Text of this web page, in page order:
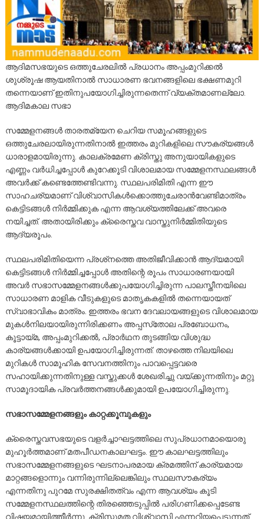
ആദിമസഭയുടെ ഒത്തുചേരലില്‍ പ്രധാനം അപ്പംമുറിക്കല്‍
ശുശ്രൂഷ ആയതിനാല്‍ സാധാരണ ഭവനങ്ങളിലെ ഭക്ഷണമുറി
തന്നെയാണ് ഇതിനുപയോഗിച്ചിരുന്നതെന്ന് വ്യക്തമാണല്ലോ.
ആദിമകാല സഭാ
സമ്മേളനങ്ങള്‍ താരതമ്യേന ചെറിയ സമൂഹങ്ങളുടെ
ഒത്തുചേരലായിരുന്നതിനാല്‍ ഇത്തരം മുറികളിലെ സൗകര്യങ്ങള്‍
ധാരാളമായിരുന്നു. കാലക്രമേണ ക്രിസ്തു അനുയായികളുടെ
എണ്ണം വര്‍ധിച്ചപ്പോള്‍ കുറേക്കൂടി വിശാലമായ സമ്മേളനസ്ഥലങ്ങള്‍
അവര്‍ക്ക് കണ്ടെത്തേണ്ടിവന്നു. സ്ഥലപരിമിതി എന്ന ഈ
സാഹചര്യമാണ് വിശ്വാസികള്‍ക്കൊത്തുചേരാന്‍വേണ്ടിമാത്രം
കെട്ടിടങ്ങള്‍ നിര്‍മ്മിക്കുക എന്ന ആവശ്യത്തിലേക്ക് അവരെ
നയിച്ചത്. അതായിരിക്കും ക്രൈസ്തവ വാസ്തുനിര്‍മ്മിതിയുടെ
ആദ്യരൂപം.
സ്ഥലപരിമിതിയെന്ന പ്രശ്‌നത്തെ അതിജീവിക്കാന്‍ ആദ്യമായി
കെട്ടിടങ്ങള്‍ നിര്‍മ്മിച്ചപ്പോള്‍ അതിന്റെ രൂപം സാധാരണയായി
അവര്‍ സഭാസമ്മേളനങ്ങള്‍ക്കുപയോഗിച്ചിരുന്ന പാലസ്തീനയിലെ
സാധാരണ മാളിക വീടുകളുടെ മാതൃകകളില്‍ തന്നെയായത്
സ്വാഭാവികം മാത്രം. ഇത്തരം ഭവന ദേവലായങ്ങളുടെ വിശാലമായ
മുകള്‍നിലയായിരുന്നിരിക്കണം അപ്പസ്‌തോല പ്രബോധനം,
കൂട്ടായ്മ, അപ്പംമുറിക്കല്‍, പ്രാര്‍ഥന തുടങ്ങിയ വിശുദ്ധ
കാര്യങ്ങള്‍ക്കായി ഉപയോഗിച്ചിരുന്നത്. താഴത്തെ നിലയിലെ
മുറികള്‍ സാമൂഹിക സേവനത്തിനും പാവപ്പെട്ടവരെ
സഹായിക്കുന്നതിനുള്ള വസ്തുക്കള്‍ ശേഖരിച്ചു വയ്ക്കുന്നതിനും മറ്റു
സാമൂദായിക പ്രവര്‍ത്തനങ്ങള്‍ക്കുമായി ഉപയോഗിച്ചിരുന്നു.
സഭാസമ്മേളനങ്ങളും കാറ്റക്കൂമ്പുകളും
ക്രൈസ്തവസഭയുടെ വളര്‍ച്ചാഘട്ടത്തിലെ സുപ്രധാനമായൊരു
മുഹൂര്‍ത്തമാണ് മതപീഡനകാലഘട്ടം. ഈ കാലഘട്ടത്തിലും
സഭാസമ്മേളനങ്ങളുടെ ഘടനാപരമായ ക്രമത്തിന് കാര്യമായ
മാറ്റങ്ങളൊന്നും വന്നിരുന്നില്ലെങ്കിലും സ്ഥലസൗകര്യം
എന്നതിനു പുറമേ സുരക്ഷിതത്വം എന്ന ആവശ്യം കൂടി
സമ്മേളനസ്ഥലത്തിന്റെ തിരഞ്ഞെടുപ്പില്‍ പരിഗണിക്കപ്പെടേണ്ട
വിഷയമായിത്തീര്‍ന്നു. ക്രിസ്തുമത വിശ്വാസി എന്നറിയപ്പെടുന്നത്